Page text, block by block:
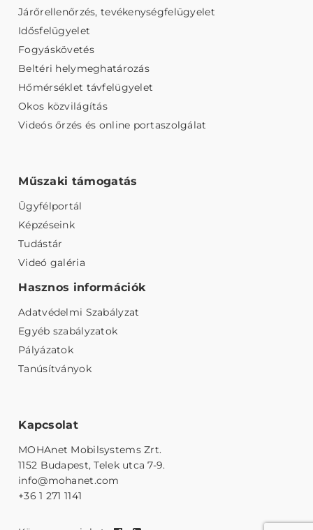
Járőrellenőrzés, tevékenységfelügyelet
Idősfelügyelet
Fogyáskövetés
Beltéri helymeghatározás
Hőmérséklet távfelügyelet
Okos közvilágítás
Videós őrzés és online portaszolgálat
Műszaki támogatás
Ügyfélportál
Képzéseink
Tudástár
Videó galéria
Hasznos információk
Adatvédelmi Szabályzat
Egyéb szabályzatok
Pályázatok
Tanúsítványok
Kapcsolat
MOHAnet Mobilsystems Zrt.
1152 Budapest, Telek utca 7-9.
info@mohanet.com
+36 1 271 1141